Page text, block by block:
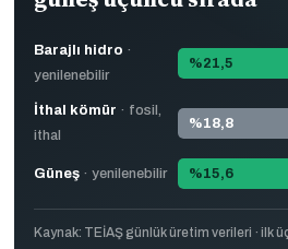
Barajlı hidro ·
yenilenebilir
%21,5
İthal kömür · fosil,
ithal
%18,8
Güneş· yenilenebilir %15,6
Kaynak: TEİAŞ günlük üretim verileri · ilk